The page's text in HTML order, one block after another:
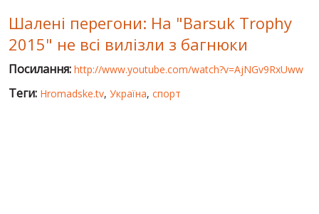
"WINTER ON FIRE"
ХРОНОЛОГІЯ ЄВРОМАЙДАНУ
Шалені перегони: На "Barsuk Trophy
2015" не всі вилізли з багнюки
Посилання: http://www.youtube.com/watch?v=AjNGv9RxUww
Теги: Hromadske.tv, Україна, спорт